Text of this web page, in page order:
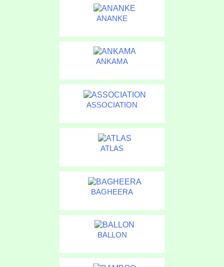
ANANKE
ANKAMA
ASSOCIATION
ATLAS
BAGHEERA
BALLON